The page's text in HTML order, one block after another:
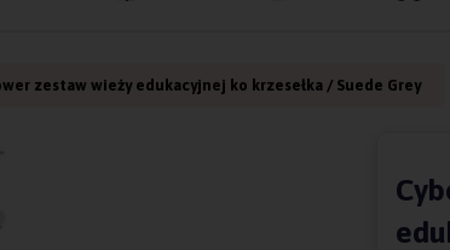
zestaw wieży edukacyjnej ko krzesełka / Suede Grey